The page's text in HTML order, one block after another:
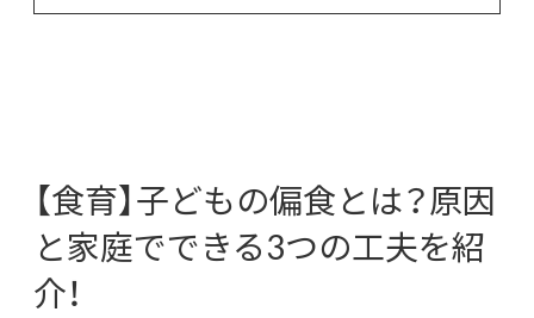
【食育】子どもの偏食とは？原因
と家庭でできる3つの工夫を紹
介！